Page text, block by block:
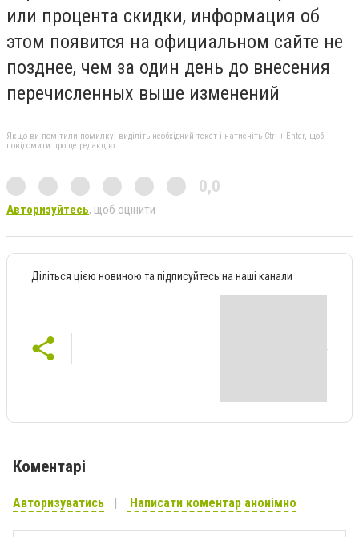
или процента скидки, информация об
этом появится на официальном сайте не
позднее, чем за один день до внесения
перечисленных выше изменений
Якщо ви помітили помилку, виділіть необхідний текст і натисніть Ctrl + Enter, щоб
повідомити про це редакцію
0,0
Авторизуйтесь, щоб оцінити
Діліться цією новиною та підписуйтесь на наші канали
Коментарі
Авторизуватись Написати коментар анонімно